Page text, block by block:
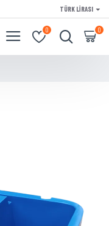
TÜRK LIRASI
0 0